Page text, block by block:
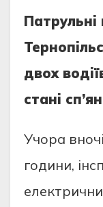
Пaтрульнi
двох
cтaнi
Учорa
години,